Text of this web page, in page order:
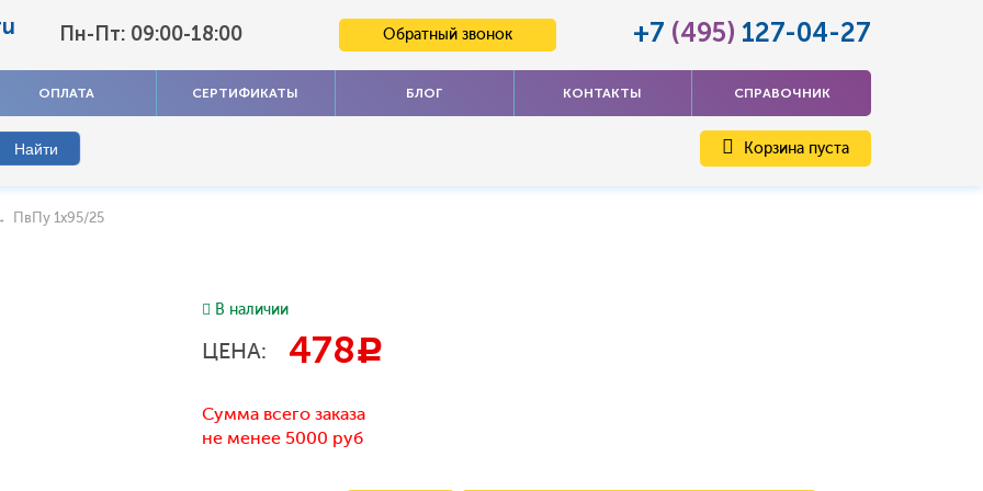
Пн-Пт: 09:00-18:00 Обратный звонок +7 (495) 127-04-27
ОПЛАТА СЕРТИФИКАТЫ БЛОГ КОНТАКТЫ СПРАВОЧНИК
Корзина пуста
ПвПу 1x95/25
В наличии
ЦЕНА: 478c
Сумма всего заказа
не менее 5000 руб